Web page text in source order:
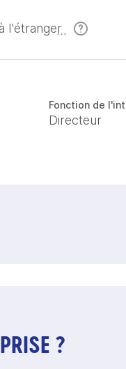
l'étranger
Fonction de
Directeur
?